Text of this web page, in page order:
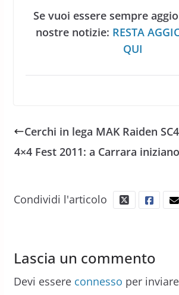
Se vuoi essere sempre
nostre notizie: RESTA
QUI
Cerchi in lega MAK Raiden SC4
4×4 Fest 2011: a Carrara
Condividi l'articolo
Lascia un commento
Devi essere connesso per